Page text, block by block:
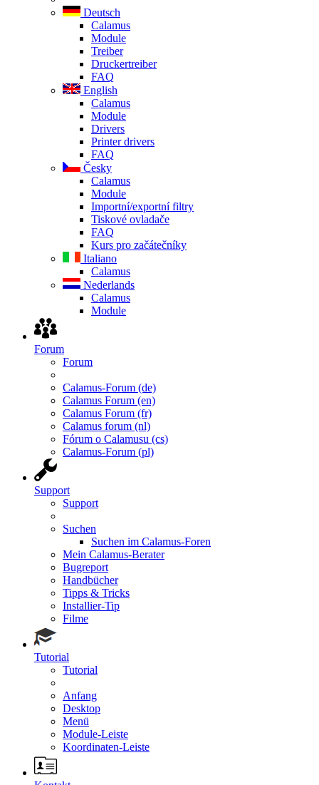
Deutsch
Calamus
Module
Treiber
Druckertreiber
FAQ
English
Calamus
Module
Drivers
Printer drivers
FAQ
Česky
Calamus
Module
Importní/exportní filtry
Tiskové ovladače
FAQ
Kurs pro začátečníky
Italiano
Calamus
Nederlands
Calamus
Module
Forum
Forum
Calamus-Forum (de)
Calamus Forum (en)
Calamus Forum (fr)
Calamus forum (nl)
Fórum o Calamusu (cs)
Calamus-Forum (pl)
Support
Support
Suchen
Suchen im Calamus-Foren
Mein Calamus-Berater
Bugreport
Handbücher
Tipps & Tricks
Installier-Tip
Filme
Tutorial
Tutorial
Anfang
Desktop
Menü
Module-Leiste
Koordinaten-Leiste